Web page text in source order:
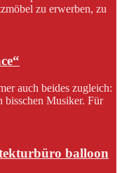
zu erwerben, zu
auch beides zugleich:
bisschen Musiker. Für
balloon